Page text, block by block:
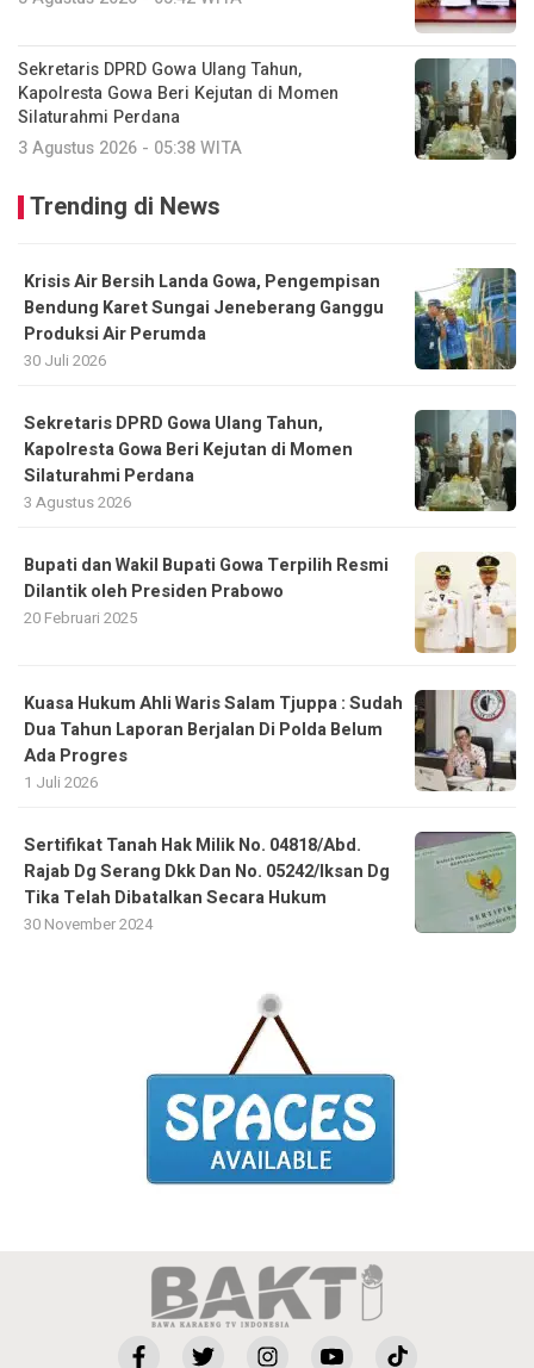
Sekretaris DPRD Gowa Ulang Tahun,
Kapolresta Gowa Beri Kejutan di Momen
Silaturahmi Perdana
3 Agustus 2026 - 05:38 WITA
Trending di News
Krisis Air Bersih Landa Gowa, Pengempisan
Bendung Karet Sungai Jeneberang Ganggu
Produksi Air Perumda
30 Juli 2026
Sekretaris DPRD Gowa Ulang Tahun,
Kapolresta Gowa Beri Kejutan di Momen
Silaturahmi Perdana
3 Agustus 2026
Bupati dan Wakil Bupati Gowa Terpilih Resmi
Dilantik oleh Presiden Prabowo
20 Februari 2025
Kuasa Hukum Ahli Waris Salam Tjuppa : Sudah
Dua Tahun Laporan Berjalan Di Polda Belum
Ada Progres
1 Juli 2026
Sertifikat Tanah Hak Milik No. 04818/Abd.
Rajab Dg Serang Dkk Dan No. 05242/Iksan Dg
Tika Telah Dibatalkan Secara Hukum
30 November 2024